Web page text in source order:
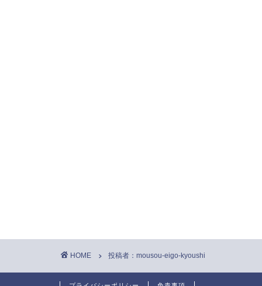
HOME 投稿者：mousou-eigo-kyoushi